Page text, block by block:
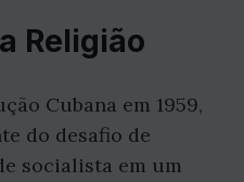
Religião
Cubana em 1959,
do desafio de
socialista em um